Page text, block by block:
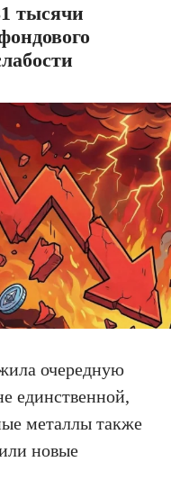
тысячи
очередную
единственной,
металлы также
новые